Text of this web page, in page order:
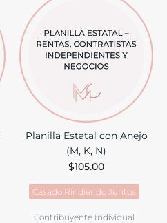
Planilla Estatal con Anejo
(M, K, N)
$105.00
Casado Rindiendo Juntos
Contribuyente Individual